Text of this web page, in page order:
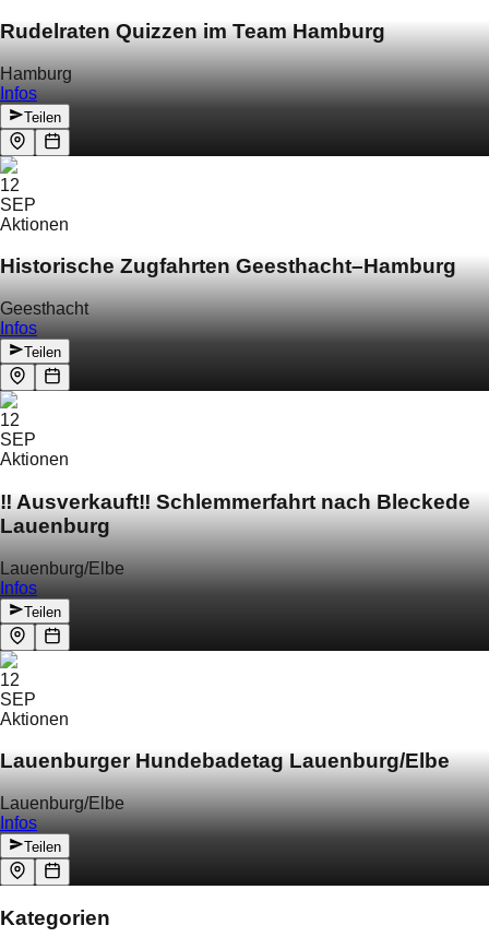
Rudelraten Quizzen im Team Hamburg
Hamburg
Infos
Teilen
12
SEP
Aktionen
Historische Zugfahrten Geesthacht–Hamburg
Geesthacht
Infos
Teilen
12
SEP
Aktionen
‼️ Ausverkauft‼️ Schlemmerfahrt nach Bleckede
Lauenburg
Lauenburg/Elbe
Infos
Teilen
12
SEP
Aktionen
Lauenburger Hundebadetag Lauenburg/Elbe
Lauenburg/Elbe
Infos
Teilen
Kategorien